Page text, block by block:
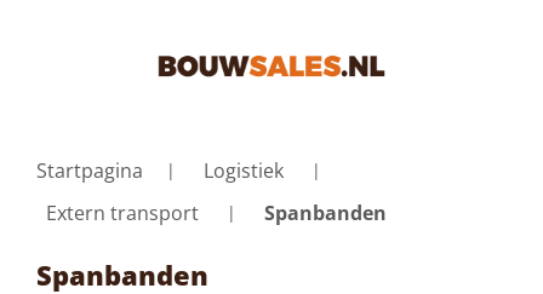
Startpagina
Logistiek
Extern transport
Spanbanden
Spanbanden